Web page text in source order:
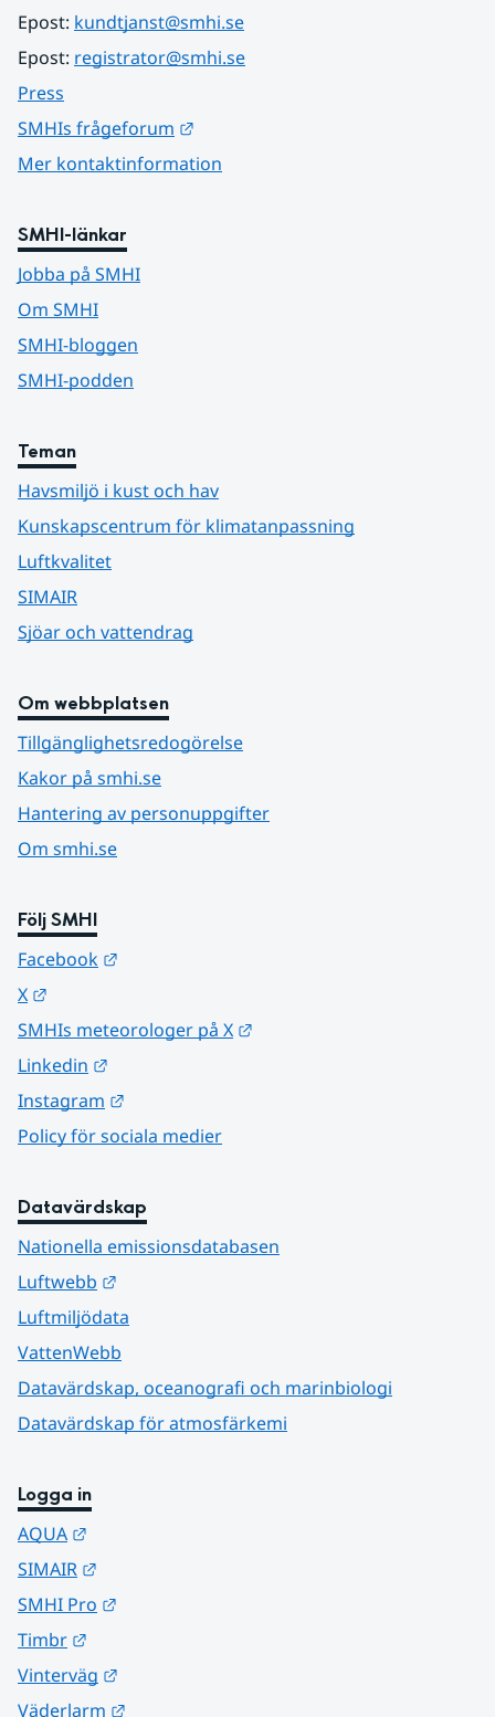
Epost: kundtjanst@smhi.se
Epost: registrator@smhi.se
Press
SMHIs frågeforum
Mer kontaktinformation
SMHI-länkar
Jobba på SMHI
Om SMHI
SMHI-bloggen
SMHI-podden
Teman
Havsmiljö i kust och hav
Kunskapscentrum för klimatanpassning
Luftkvalitet
SIMAIR
Sjöar och vattendrag
Om webbplatsen
Tillgänglighetsredogörelse
Kakor på smhi.se
Hantering av personuppgifter
Om smhi.se
Följ SMHI
Facebook
X
SMHIs meteorologer på X
Linkedin
Instagram
Policy för sociala medier
Datavärdskap
Nationella emissionsdatabasen
Luftwebb
Luftmiljödata
VattenWebb
Datavärdskap, oceanografi och marinbiologi
Datavärdskap för atmosfärkemi
Logga in
AQUA
SIMAIR
SMHI Pro
Timbr
Vinterväg
Väderlarm